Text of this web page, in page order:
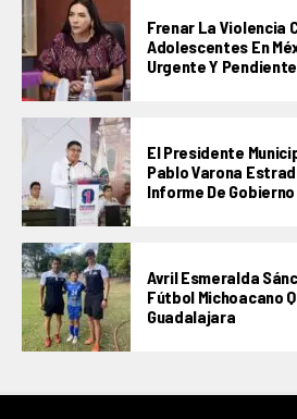
Frenar La Violencia
Adolescentes En
Urgente Y Pendiente
El Presidente
Pablo Varona
Informe De Gobierno
Avril Esmeralda
Fútbol Michoacano
Guadalajara